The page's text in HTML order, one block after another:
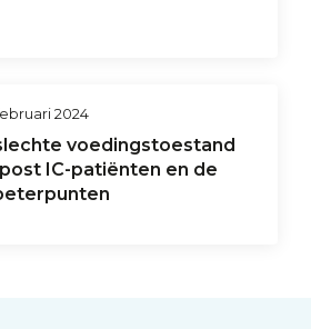
2024
voedingstoestand
IC-patiënten en de